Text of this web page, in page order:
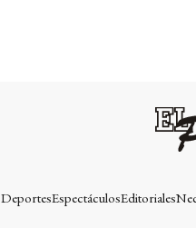
DeportesEspectáculosEditoriales